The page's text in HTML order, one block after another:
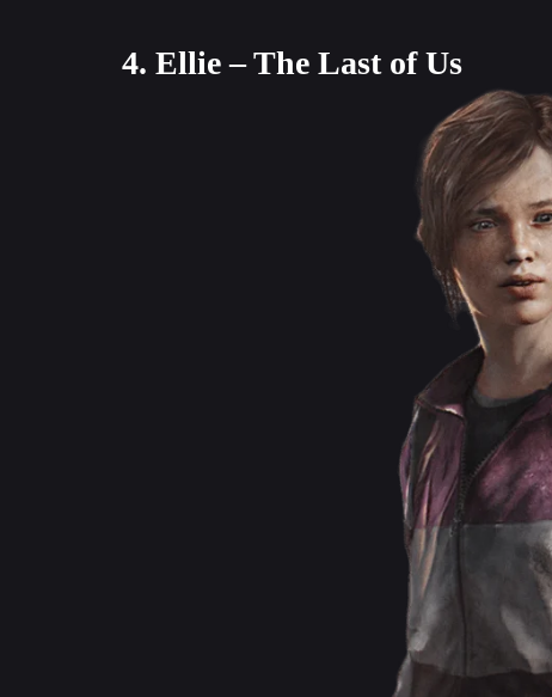
4. Ellie – The Last of Us